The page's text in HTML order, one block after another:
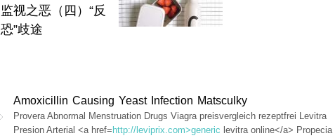
监视之恶（四）“反
恐”歧途
Amoxicillin Causing Yeast Infection Matsculky
Provera Abnormal Menstruation Drugs Viagra preisvergleich rezeptfrei Levitra
Presion Arterial <a href= http://leviprix.com>generic levitra online</a> Propecia